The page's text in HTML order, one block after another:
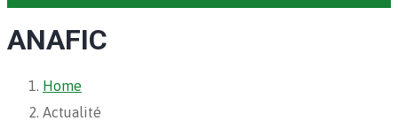
ANAFIC
Home
Actualité